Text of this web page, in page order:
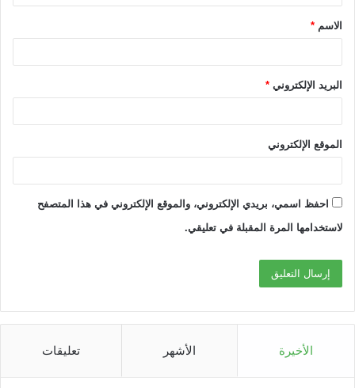
ق
*الاسم *
البريد الإلكتروني *
الموقع الإلكتروني
احفظ اسمي، بريدي الإلكتروني، والموقع الإلكتروني في هذا المتصفح
لاستخدامها المرة المقبلة في تعليقي.
الأخيرة الأشهر تعليقات